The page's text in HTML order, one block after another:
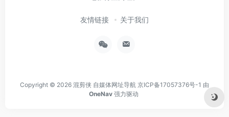
友情链接 关于我们
Copyright © 2026 混剪侠 自媒体网址导航 京ICP备17057376号-1 由
OneNav 强力驱动